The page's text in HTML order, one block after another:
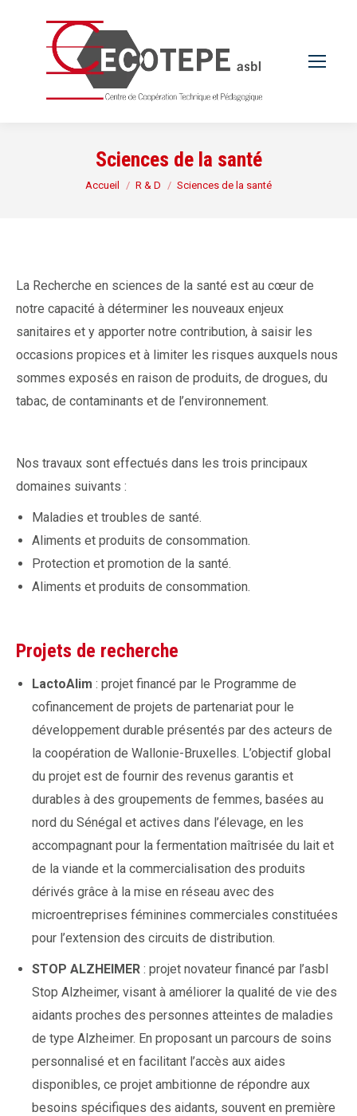
Sciences de la santé
Vous êtes ici :
Accueil R & D Sciences de la santé
La Recherche en sciences de la santé est au cœur de
notre capacité à déterminer les nouveaux enjeux
sanitaires et y apporter notre contribution, à saisir les
occasions propices et à limiter les risques auxquels nous
sommes exposés en raison de produits, de drogues, du
tabac, de contaminants et de l’environnement.
Nos travaux sont effectués dans les trois principaux
domaines suivants :
Maladies et troubles de santé.
Aliments et produits de consommation.
Protection et promotion de la santé.
Aliments et produits de consommation.
Projets de recherche
LactoAlim : projet financé par le Programme de
cofinancement de projets de partenariat pour le
développement durable présentés par des acteurs de
la coopération de Wallonie-Bruxelles. L’objectif global
du projet est de fournir des revenus garantis et
durables à des groupements de femmes, basées au
nord du Sénégal et actives dans l’élevage, en les
accompagnant pour la fermentation maîtrisée du lait et
de la viande et la commercialisation des produits
dérivés grâce à la mise en réseau avec des
microentreprises féminines commerciales constituées
pour l’extension des circuits de distribution.
STOP ALZHEIMER : projet novateur financé par l’asbl
Stop Alzheimer, visant à améliorer la qualité de vie des
aidants proches des personnes atteintes de maladies
de type Alzheimer. En proposant un parcours de soins
personnalisé et en facilitant l’accès aux aides
disponibles, ce projet ambitionne de répondre aux
besoins spécifiques des aidants, souvent en première